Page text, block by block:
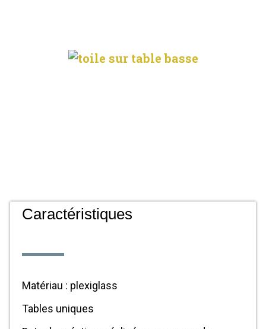
Caractéristiques
Matériau : plexiglass
Tables uniques